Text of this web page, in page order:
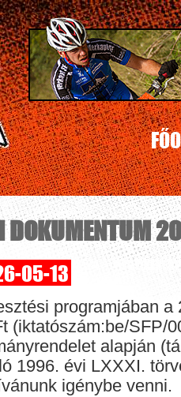
DOKUMENTUM
05-13
programjában a
(iktatószám:be/SFP/
alapján
1996. évi LXXXI.
igénybe venni.